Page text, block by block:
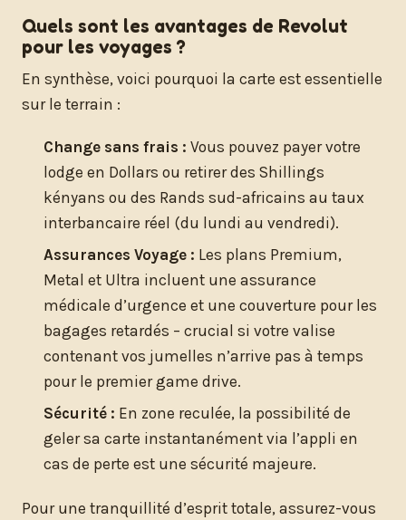
Quels sont les avantages de Revolut
pour les voyages ?
En synthèse, voici pourquoi la carte est essentielle
sur le terrain :
Change sans frais : Vous pouvez payer votre
lodge en Dollars ou retirer des Shillings
kényans ou des Rands sud-africains au taux
interbancaire réel (du lundi au vendredi).
Assurances Voyage : Les plans Premium,
Metal et Ultra incluent une assurance
médicale d’urgence et une couverture pour les
bagages retardés – crucial si votre valise
contenant vos jumelles n’arrive pas à temps
pour le premier game drive.
Sécurité : En zone reculée, la possibilité de
geler sa carte instantanément via l’appli en
cas de perte est une sécurité majeure.
Pour une tranquillité d’esprit totale, assurez-vous